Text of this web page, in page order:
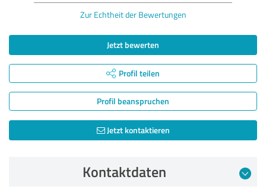
Zur Echtheit der Bewertungen
Jetzt bewerten
Profil teilen
Profil beanspruchen
Jetzt kontaktieren
Kontaktdaten